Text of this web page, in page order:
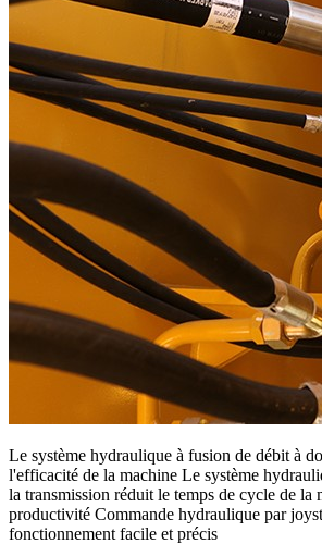
Le système hydraulique à fusion de débit à
l'efficacité de la machine Le système
la transmission réduit le temps de cycle de la
productivité Commande hydraulique par
fonctionnement facile et précis